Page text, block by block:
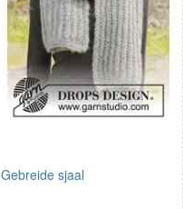
Gebreide sjaal